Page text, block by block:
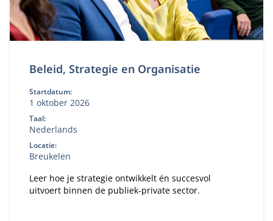
Beleid, Strategie en Organisatie
Startdatum:
1 oktober 2026
Taal:
Nederlands
Locatie:
Breukelen
Leer hoe je strategie ontwikkelt én succesvol
uitvoert binnen de publiek-private sector.